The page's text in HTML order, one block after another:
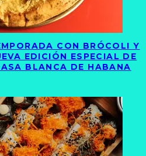
CON BRÓCOLI Y
EDICIÓN ESPECIAL DE
BLANCA DE HABANA